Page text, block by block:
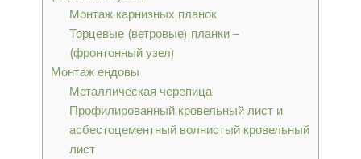
Монтаж карнизных планок
Торцевые (ветровые) планки –
(фронтонный узел)
Монтаж ендовы
Металлическая черепица
Профилированный кровельный лист и
асбестоцементный волнистый кровельный
лист